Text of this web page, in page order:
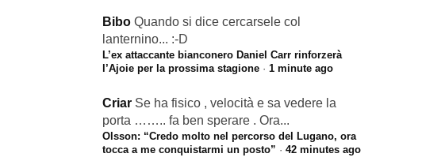
Bibo Quando si dice cercarsele col
lanternino... :-D
L’ex attaccante bianconero Daniel Carr rinforzerà
l’Ajoie per la prossima stagione · 1 minute ago
Criar Se ha fisico , velocità e sa vedere la
porta …….. fa ben sperare . Ora...
Olsson: “Credo molto nel percorso del Lugano, ora
tocca a me conquistarmi un posto” · 42 minutes ago